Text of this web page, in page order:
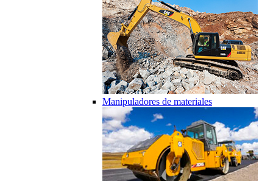
Manipuladores de materiales